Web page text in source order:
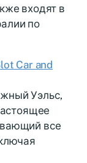
входят в
по
Car and
Уэльс,
все